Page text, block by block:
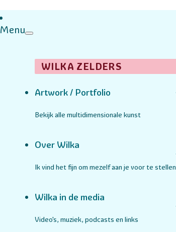
Menu
WILKA ZELDERS
Artwork / Portfolio
Bekijk alle multidimensionale kunst
Over Wilka
Ik vind het fijn om mezelf aan je voor te stellen
Wilka in de media
Video's, muziek, podcasts en links